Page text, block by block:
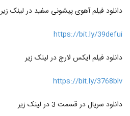
دانلود فیلم آهوی پیشونی سفید در لینک زیر
https://bit.ly/39defui
دانلود فیلم ایکس لارج در لینک زیر
https://bit.ly/3768blv
دانلود سریال در قسمت 3 در لینک زیر